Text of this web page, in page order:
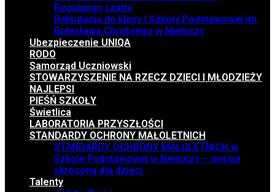
Regulamin szatni
Rekrutacja do klasy I Szkoły Podstawowej im.
Bolesława Chrobrego w Niemczy
Ubezpieczenie UNIQA
RODO
Samorząd Uczniowski
STOWARZYSZENIE NA RZECZ DZIECI I MŁODZIEŻY
NAJLEPSI
PIEŚŃ SZKOŁY
Świetlica
LABORATORIA PRZYSZŁOŚCI
STANDARDY OCHRONY MAŁOLETNICH
STANDARDY OCHRONY MAŁOLETNICH w
Szkole Podstawowej w Niemczy – wersja
skrócona dla dzieci.
Talenty